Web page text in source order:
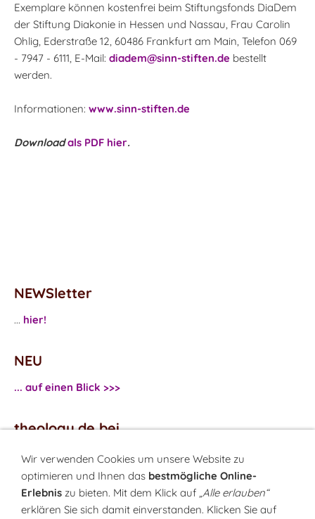
Exemplare können kostenfrei beim Stiftungsfonds DiaDem
der Stiftung Diakonie in Hessen und Nassau, Frau Carolin
Ohlig, Ederstraße 12, 60486 Frankfurt am Main, Telefon 069
- 7947 - 6111, E-Mail: diadem@sinn-stiften.de bestellt
werden.
Informationen: www.sinn-stiften.de
Downloadals PDF hier.
NEWSletter
... hier!
NEU
... auf einen Blick >>>
theology.de bei
...Facebook
...Twitter
Monatsrätsel
Wir verwenden Cookies um unsere Website zu
optimieren und Ihnen das bestmögliche Online-
Erlebnis zu bieten. Mit dem Klick auf „Alle erlauben“
erklären Sie sich damit einverstanden. Klicken Sie auf